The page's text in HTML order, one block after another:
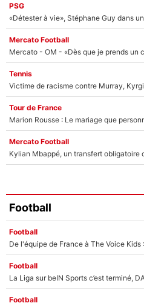
PSG
«Détester à vie», Stéphane Guy dans
Mercato Football
Tennis
Tour de France
Marion Rousse : Le mariage que
Mercato Football
Kylian Mbappé, un transfert obligatoire
Football
Football
Football
Football